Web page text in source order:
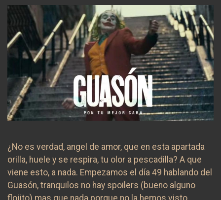
¿No es verdad, angel de amor, que en esta apartada
orilla, huele y se respira, tu olor a pescadilla? A que
viene esto, a nada. Empezamos el día 49 hablando del
Guasón, tranquilos no hay spoilers (bueno alguno
flojito) mas que nada porque no la hemos visto